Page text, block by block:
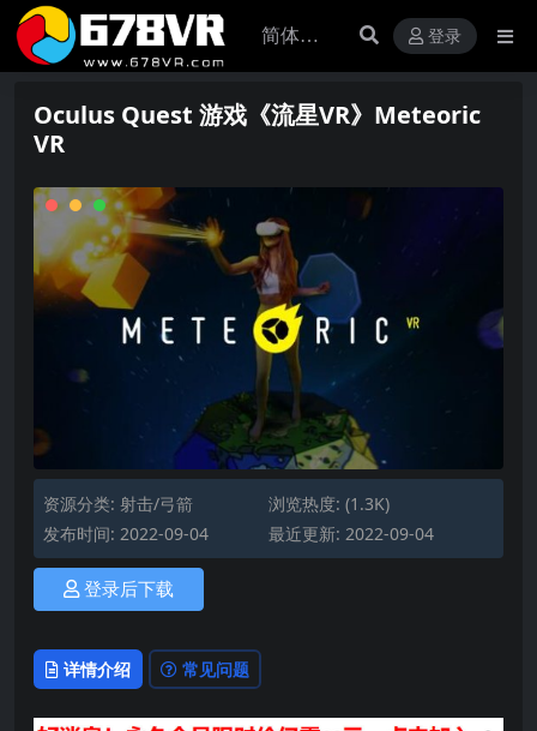
登录
Oculus Quest 游戏《流星VR》Meteoric
VR
资源分类: 射击/弓箭
浏览热度: (1.3K)
发布时间: 2022-09-04
最近更新: 2022-09-04
登录后下载
详情介绍 常见问题